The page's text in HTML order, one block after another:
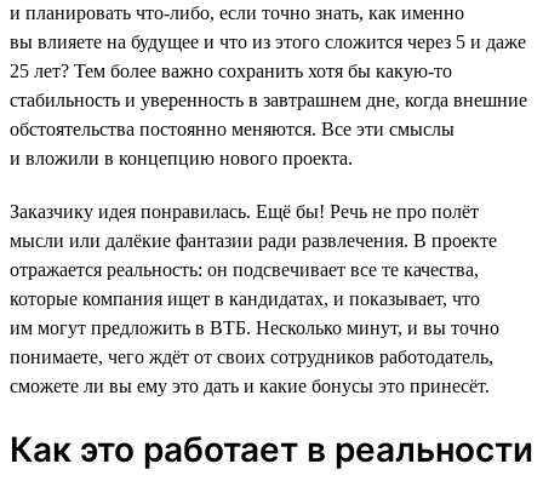
и планировать что-либо, если точно знать, как именно
вы влияете на будущее и что из этого сложится через 5 и даже
25 лет? Тем более важно сохранить хотя бы какую-то
стабильность и уверенность в завтрашнем дне, когда внешние
обстоятельства постоянно меняются. Все эти смыслы
и вложили в концепцию нового проекта.
Заказчику идея понравилась. Ещё бы! Речь не про полёт
мысли или далёкие фантазии ради развлечения. В проекте
отражается реальность: он подсвечивает все те качества,
которые компания ищет в кандидатах, и показывает, что
им могут предложить в ВТБ. Несколько минут, и вы точно
понимаете, чего ждёт от своих сотрудников работодатель,
сможете ли вы ему это дать и какие бонусы это принесёт.
Как это работает в реальности